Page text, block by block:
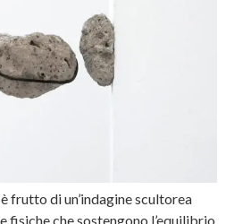
frutto di un’indagine scultorea
fisiche che sostengono l’equilibrio